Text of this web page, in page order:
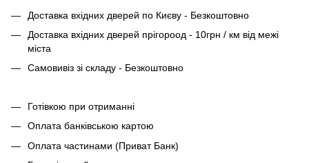
Доставка вхідних дверей по Києву - Безкоштовно
Доставка вхідних дверей прігороод - 10грн / км від межі
міста
Самовивіз зі складу - Безкоштовно
Готівкою при отриманні
Оплата банківською картою
Оплата частинами (Приват Банк)